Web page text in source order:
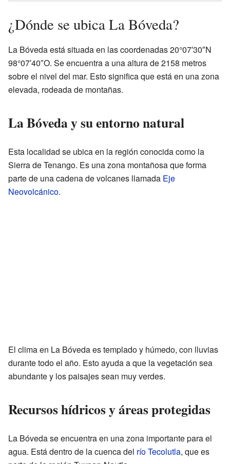
¿Dónde se ubica La Bóveda?
La Bóveda está situada en las coordenadas 20°07′30″N
98°07′40″O. Se encuentra a una altura de 2158 metros
sobre el nivel del mar. Esto significa que está en una zona
elevada, rodeada de montañas.
La Bóveda y su entorno natural
Esta localidad se ubica en la región conocida como la
Sierra de Tenango. Es una zona montañosa que forma
parte de una cadena de volcanes llamada Eje
Neovolcánico.
El clima en La Bóveda es templado y húmedo, con lluvias
durante todo el año. Esto ayuda a que la vegetación sea
abundante y los paisajes sean muy verdes.
Recursos hídricos y áreas protegidas
La Bóveda se encuentra en una zona importante para el
agua. Está dentro de la cuenca del río Tecolutla, que es